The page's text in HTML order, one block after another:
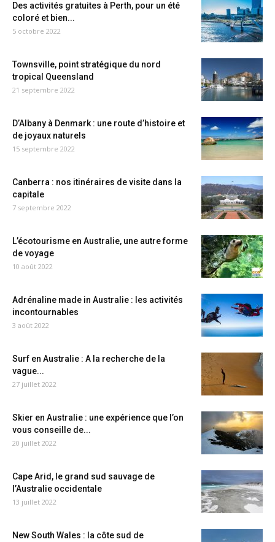
Des activités gratuites à Perth, pour un été
coloré et bien...
5 octobre 2022
Townsville, point stratégique du nord
tropical Queensland
21 septembre 2022
D’Albany à Denmark : une route d’histoire et
de joyaux naturels
15 septembre 2022
Canberra : nos itinéraires de visite dans la
capitale
7 septembre 2022
L’écotourisme en Australie, une autre forme
de voyage
10 août 2022
Adrénaline made in Australie : les activités
incontournables
3 août 2022
Surf en Australie : A la recherche de la
vague...
27 juillet 2022
Skier en Australie : une expérience que l’on
vous conseille de...
20 juillet 2022
Cape Arid, le grand sud sauvage de
l’Australie occidentale
13 juillet 2022
New South Wales : la côte sud de